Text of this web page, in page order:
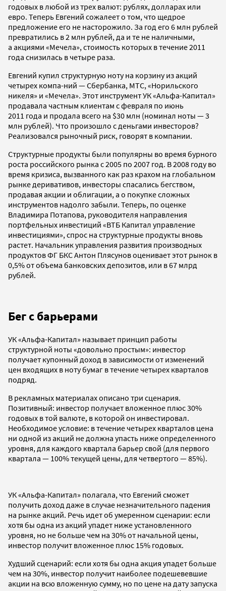
годовых в любой из трех валют: рублях, долларах или
евро. Теперь Евгений сожалеет о том, что щедрое
предложение его не насторожило. За год его 6 млн рублей
превратились в 2 млн рублей, да и те не наличными,
а акциями «Мечела», стоимость которых в течение 2011
года снизилась в четыре раза.
Евгений купил структурную ноту на корзину из акций
четырех компа-ний — Сбербанка, МТС, «Норильского
никеля» и «Мечела». Этот инструмент УК «Альфа-Капитал»
продавала частным клиентам с февраля по июнь
2011 года и продала всего на $30 млн (номинал ноты — 3
млн рублей). Что произошло с деньгами инвесторов?
Реализовался рыночный риск, говорят в компании.
Структурные продукты были популярны во время бурного
роста российского рынка с 2005 по 2007 год. В 2008 году во
время кризиса, вызванного как раз крахом на глобальном
рынке деривативов, инвесторы спасались бегством,
продавая акции и облигации, а о покупке сложных
инструментов надолго забыли. Теперь, по оценке
Владимира Потапова, руководителя направления
портфельных инвестиций «ВТБ Капитал управление
инвестициями», спрос на структурные продукты вновь
растет. Начальник управления развития производных
продуктов ФГ БКС Антон Плясунов оценивает этот рынок в
0,5% от объема банковских депозитов, или в 67 млрд
рублей.
Бег с барьерами
УК «Альфа-Капитал» называет принцип работы
структурной ноты «довольно простым»: инвестор
получает купонный доход в зависимости от изменений
цен входящих в ноту бумаг в течение четырех кварталов
подряд.
В рекламных материалах описано три сценария.
Позитивный: инвестор получает вложенное плюс 30%
годовых в той валюте, в которой он инвестировал.
Необходимое условие: в течение четырех кварталов цена
ни одной из акций не должна упасть ниже определенного
уровня, для каждого квартала барьер свой (для первого
квартала — 100% текущей цены, для четвертого — 85%).
УК «Альфа-Капитал» полагала, что Евгений сможет
получить доход даже в случае незначительного падения
на рынке акций. Речь идет об умеренном сценарии: если
хотя бы одна из акций упадет ниже установленного
уровня, но не больше чем на 30% от начальной цены,
инвестор получит вложенное плюс 15% годовых.
Худший сценарий: если хотя бы одна акция упадет больше
чем на 30%, инвестор получит наиболее подешевевшие
акции на всю вложенную сумму, но по цене на дату запуска